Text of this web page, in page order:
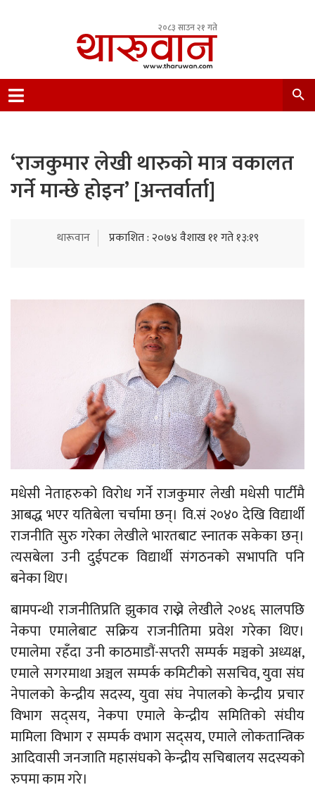
२०८३ साउन २१ गते
Nepal.
‘राजकुमार लेखी थारुको मात्र वकालत
गर्ने मान्छे होइन’ [अन्तर्वार्ता]
थारूवान प्रकाशित : २०७४ वैशाख ११ गते १३:१९
मधेसी नेताहरुको विरोध गर्ने राजकुमार लेखी मधेसी पार्टीमै
आबद्ध भएर यतिबेला चर्चामा छन्। वि.सं २०४० देखि विद्यार्थी
राजनीति सुरु गरेका लेखीले भारतबाट स्नातक सकेका छन्।
त्यसबेला उनी दुईपटक विद्यार्थी संगठनको सभापति पनि
बनेका थिए।
बामपन्थी राजनीतिप्रति झुकाव राख्ने लेखीले २०४६ सालपछि
नेकपा एमालेबाट सक्रिय राजनीतिमा प्रवेश गरेका थिए।
एमालेमा रहँदा उनी काठमाडौं-सप्तरी सम्पर्क मञ्चको अध्यक्ष,
एमाले सगरमाथा अञ्चल सम्पर्क कमिटीको ससचिव, युवा संघ
नेपालको केन्द्रीय सदस्य, युवा संघ नेपालको केन्द्रीय प्रचार
विभाग सद्सय, नेकपा एमाले केन्द्रीय समितिको संघीय
मामिला विभाग र सम्पर्क वभाग सद्सय, एमाले लोकतान्त्रिक
आदिवासी जनजाति महासंघको केन्द्रीय सचिबालय सदस्यको
रुपमा काम गरे।